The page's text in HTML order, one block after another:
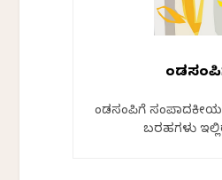
ಕೆಂಡಸಂಪಿಗೆ
ಬರಹಗಳು